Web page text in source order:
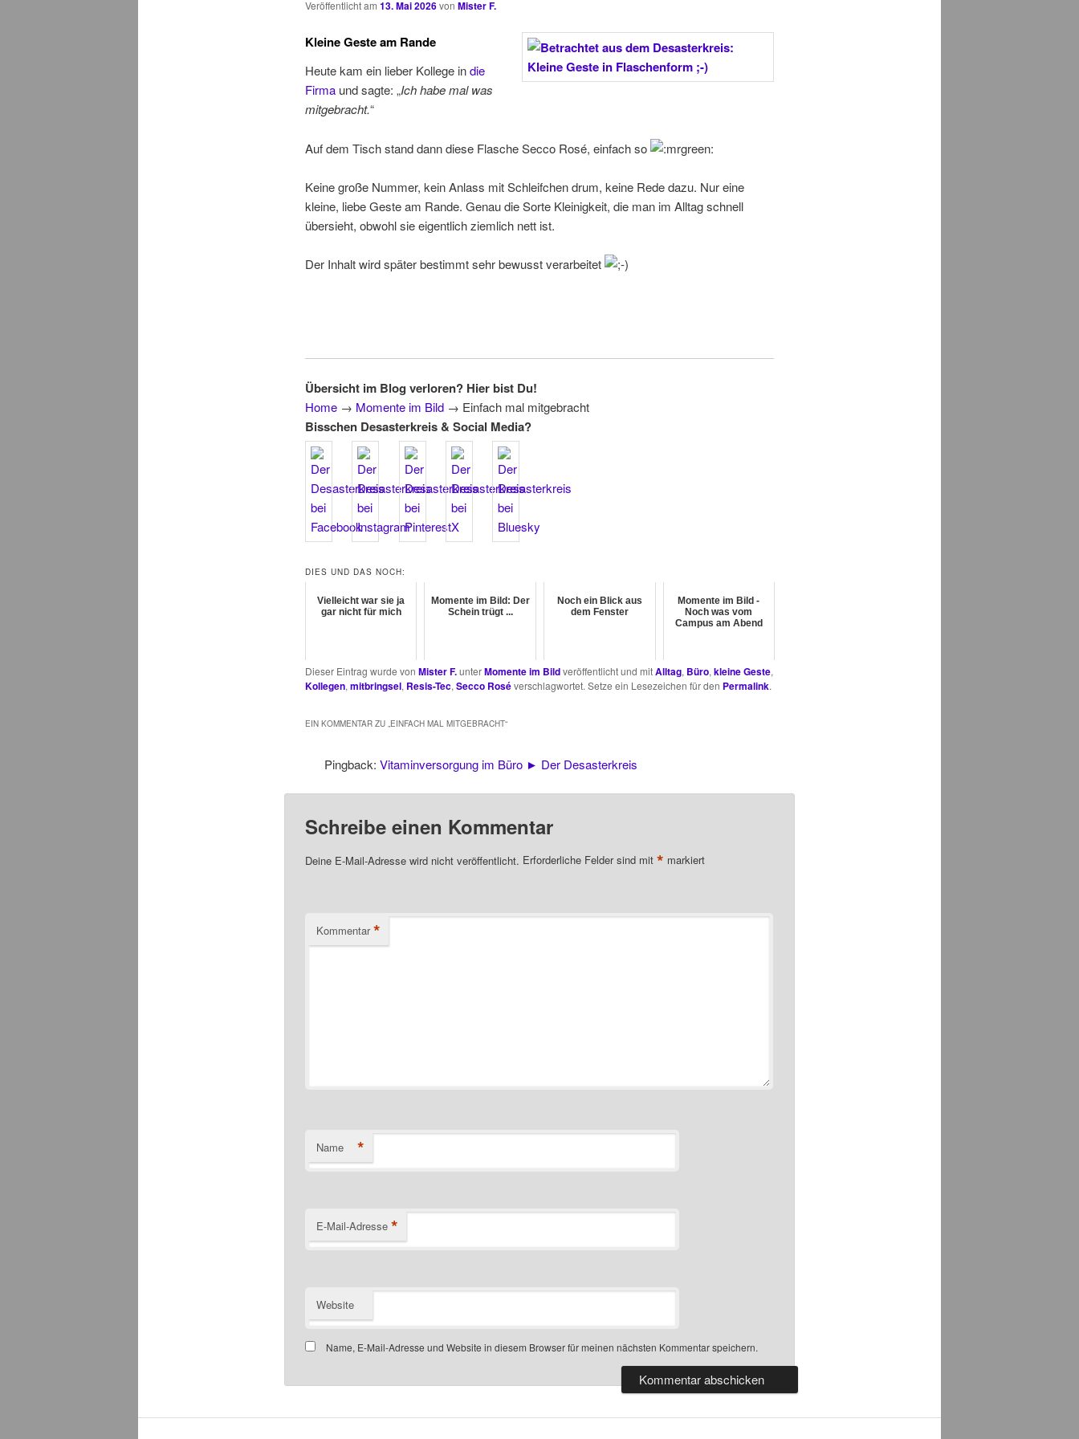
Veröffentlicht am 13. Mai 2026von Mister F.
Kleine Geste am Rande
Heute kam ein lieber Kollege indie
Firmaund sagte: „Ich habe mal was
mitgebracht.“
Auf dem Tisch stand dann diese Flasche Secco Rosé, einfach so
Keine große Nummer, kein Anlass mit Schleifchen drum, keine Rede dazu. Nur eine
kleine, liebe Geste am Rande. Genau die Sorte Kleinigkeit, die man im Alltag schnell
übersieht, obwohl sie eigentlich ziemlich nett ist.
Der Inhalt wird später bestimmt sehr bewusst verarbeitet
Übersicht im Blog verloren? Hier bist Du!
Home → Momente im Bild → Einfach mal mitgebracht
Bisschen Desasterkreis & Social Media?
DIES UND DAS NOCH:
Vielleicht war sie ja
gar nicht für mich
Momente im Bild: Der
Schein trügt ...
Noch ein Blick aus
dem Fenster
Momente im Bild -
Noch was vom
Campus am Abend
Dieser Eintrag wurde von Mister F.unterMomente im Bildveröffentlicht und mitAlltag, Büro, kleine Geste,
Kollegen, mitbringsel, Resis-Tec, Secco Roséverschlagwortet. Setze ein Lesezeichen für den Permalink.
EIN KOMMENTAR ZU „ EINFACH MAL MITGEBRACHT“
Pingback:Vitaminversorgung im Büro ► Der Desasterkreis
Schreibe einen Kommentar
Deine E-Mail-Adresse wird nicht veröffentlicht. Erforderliche Felder sind mit * markiert
Kommentar *
Name *
E-Mail-Adresse *
Website
Name, E-Mail-Adresse und Website in diesem Browser für meinen nächsten Kommentar speichern.